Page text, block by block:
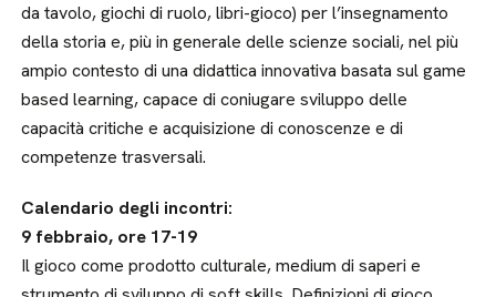
da tavolo, giochi di ruolo, libri-gioco) per l’insegnamento
della storia e, più in generale delle scienze sociali, nel più
ampio contesto di una didattica innovativa basata sul game
based learning, capace di coniugare sviluppo delle
capacità critiche e acquisizione di conoscenze e di
competenze trasversali.
Calendario degli incontri:
9 febbraio, ore 17-19
Il gioco come prodotto culturale, medium di saperi e